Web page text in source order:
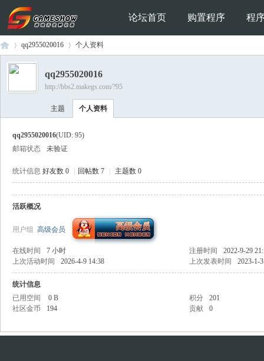
论坛首页 购置程序 程
Sh
›
qq2955020016 个人资料
qq2955020016
http://bbs2.makegs.com/?95
主题 个人资料
qq2955020016(UID: 95)
邮箱状态
未验证
统计信息 好友数 0 回帖数 7 主题数 0
活跃概况
用户组 高级会员
在线时间 7 小时 注册时间
2022-9-29
上次活动时间
2026-4-9 14:38 上次发表时间 2023-1-
统计信息
已用空间
0 B 积分
201
社区金币
194 贡献 0